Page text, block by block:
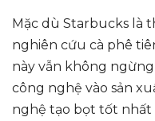
Mặc dù Starbucks là
nghiên cứu cà phê
này vẫn không
công nghệ vào sản
nghệ tạo bọt tốt nhất